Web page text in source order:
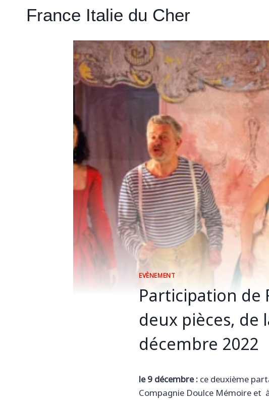
France Italie du Cher
EVÈNEMENT
Participation
deux pièces, de
décembre 2022
le 9 décembre : ce deuxième
Compagnie Doulce Mémoire et